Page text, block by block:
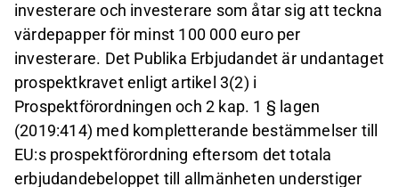
investerare och investerare som åtar sig att teckna
värdepapper för minst 100 000 euro per
investerare. Det Publika Erbjudandet är undantaget
prospektkravet enligt artikel 3(2) i
Prospektförordningen och 2 kap. 1 § lagen
(2019:414) med kompletterande bestämmelser till
EU:s prospektförordning eftersom det totala
erbjudandebeloppet till allmänheten understiger